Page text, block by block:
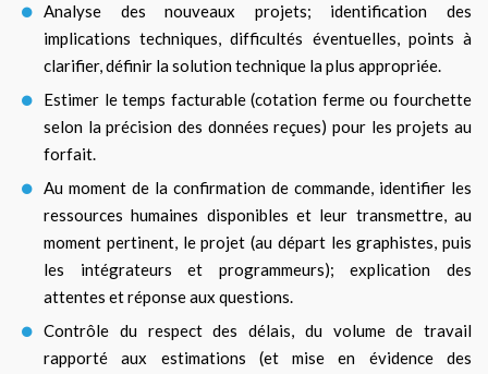
Analyse des nouveaux projets; identification des
implications techniques, difficultés éventuelles, points à
clarifier, définir la solution technique la plus appropriée.
Estimer le temps facturable (cotation ferme ou fourchette
selon la précision des données reçues) pour les projets au
forfait.
Au moment de la confirmation de commande, identifier les
ressources humaines disponibles et leur transmettre, au
moment pertinent, le projet (au départ les graphistes, puis
les intégrateurs et programmeurs); explication des
attentes et réponse aux questions.
Contrôle du respect des délais, du volume de travail
rapporté aux estimations (et mise en évidence des